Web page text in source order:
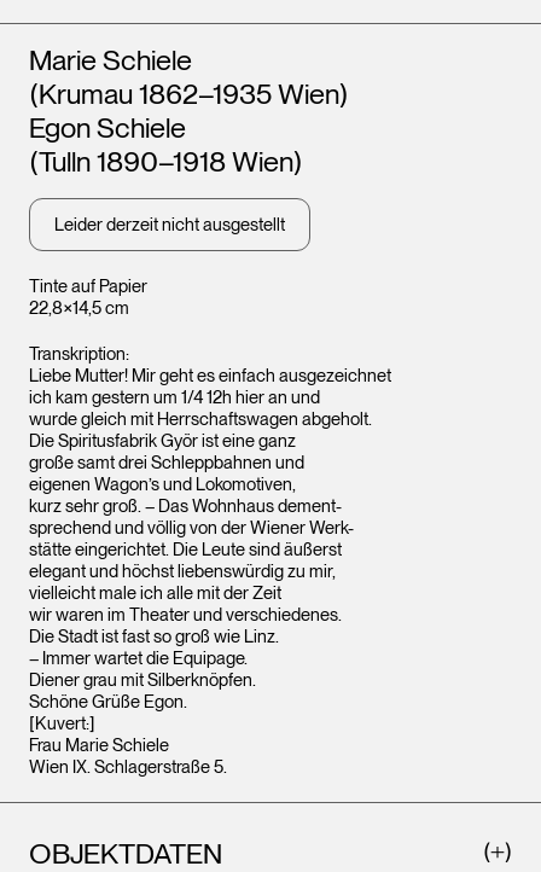
Tinte auf Papier
22,8×14,5 cm
Künstler*innen
Marie Schiele
(Krumau 1862–1935 Wien)
Egon Schiele
(Tulln 1890–1918 Wien)
Leider derzeit nicht ausgestellt
Transkription:
Liebe Mutter! Mir geht es einfach ausgezeichnet
ich kam gestern um 1/4 12h hier an und
wurde gleich mit Herrschaftswagen abgeholt.
Die Spiritusfabrik Györ ist eine ganz
große samt drei Schleppbahnen und
eigenen Wagon’s und Lokomotiven,
kurz sehr groß. – Das Wohnhaus dement-
sprechend und völlig von der Wiener Werk-
stätte eingerichtet. Die Leute sind äußerst
elegant und höchst liebenswürdig zu mir,
vielleicht male ich alle mit der Zeit
wir waren im Theater und verschiedenes.
Die Stadt ist fast so groß wie Linz.
– Immer wartet die Equipage.
Diener grau mit Silberknöpfen.
Schöne Grüße Egon.
[Kuvert:]
Frau Marie Schiele
Wien IX. Schlagerstraße 5.
OBJEKTDATEN